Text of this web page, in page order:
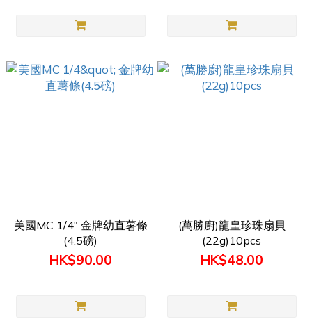
美國MC 1/4" 金牌幼直薯條
(4.5磅)
HK$90.00
(萬勝廚)龍皇珍珠扇貝
(22g)10pcs
HK$48.00